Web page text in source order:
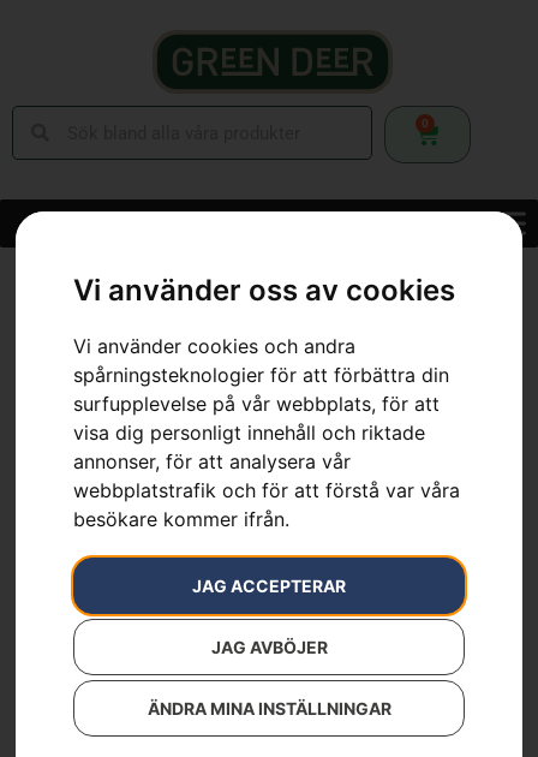
Vi använder oss av cookies
Vi använder cookies och andra
spårningsteknologier för att förbättra din
surfupplevelse på vår webbplats, för att
visa dig personligt innehåll och riktade
annonser, för att analysera vår
webbplatstrafik och för att förstå var våra
besökare kommer ifrån.
JAG ACCEPTERAR
JAG AVBÖJER
ÄNDRA MINA INSTÄLLNINGAR
0
Webbutik Skog Motorsågssvärd
3/8″, X-Force, 16″